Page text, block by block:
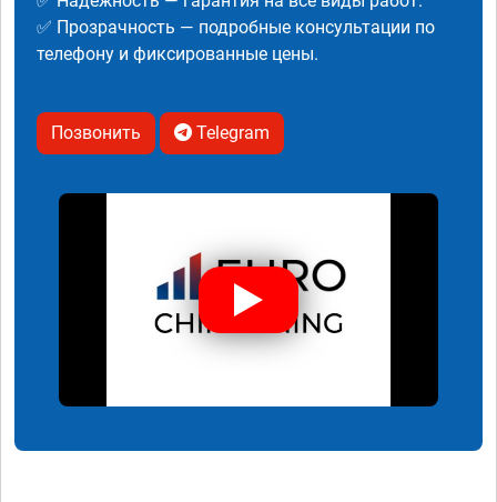
✅ Прозрачность — подробные консультации по
телефону и фиксированные цены.
Позвонить Telegram